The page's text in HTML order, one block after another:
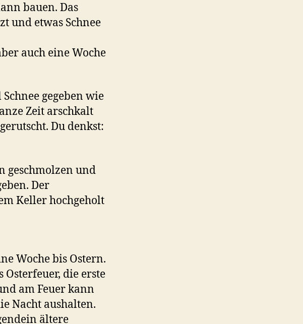
bauen. Das
und etwas Schnee
auch eine Woche
gegeben wie
Zeit arschkalt
Du denkst:
geschmolzen und
Der
Keller hochgeholt
Woche bis Ostern.
die erste
am Feuer kann
Nacht aushalten.
ältere